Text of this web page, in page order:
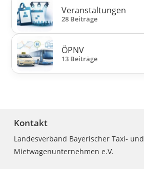
Veranstaltungen
28 Beiträge
ÖPNV
13 Beiträge
Kontakt
Landesverband Bayerischer Taxi- und
Mietwagenunternehmen e.V.